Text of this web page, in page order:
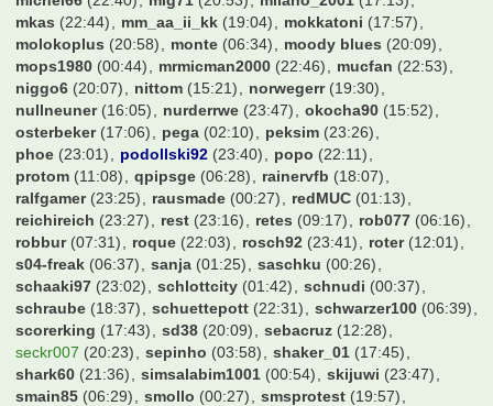
hofmann1982
(22:43) holstein86 (23:34) hotstepper(22:17)
hsvkuh
(22:19) huesch100 (06:38)
(06:37)
(19:49) iPat_232 (00:15) industriegigant
(16:53)
jan921
(19:22) jannick1602 (01:22) jason(22:12)
jens1893
(04:24) jens1981 (08:05) jmt (03:40)
(22:56) joness90 (15:17) jovo
(16:46) kaneman (00:45) kellerde
(08:10)
khratoy
(21:16) (04:35) kickersanhaenger
kinghobel
(04:15) kingwilli (17:16) kleemarco
(23:17)
kleisbaer
(00:04) (22:20) knipser1972
(19:33)
(08:44) kw87hb (00:26) lauterner88
(10:46)
(17:12) ledtasso (22:38)
(16:36)
(22:45) leloup(18:16) liamsuperstar
(01:36)
(17:19) liza030 lucern (20:54) luki94
(22:36)
maikdubai(22:43) majestix (05:22) manuel87
marcell07(10:41) mario3101 (15:22) marius2304(22:40)
(12:39) markei007 (07:22) markus84(01:24)
markusm1974
(02:27) (06:01) mauritzer
(10:37)